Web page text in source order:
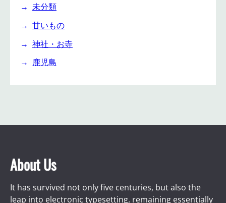
未分類
甘いもの
神社・お寺
鹿児島
About Us
It has survived not only five centuries, but also the
leap into electronic typesetting, remaining essentially